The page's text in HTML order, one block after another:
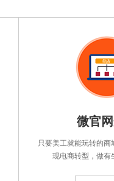
成都微信
发
微官
只要美工就能玩转的商
现电商转型，做有